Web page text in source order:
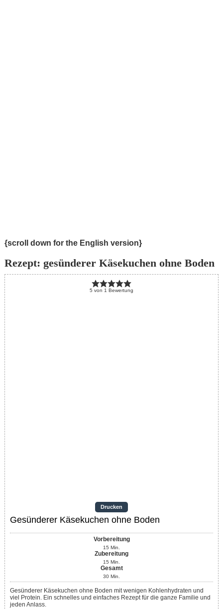
{scroll down for the English version}
Rezept: gesünderer Käsekuchen ohne Boden
5 von 1 Bewertung
Drucken
Gesünderer Käsekuchen ohne Boden
Vorbereitung
15 Min.
Zubereitung
15 Min.
Gesamt
30 Min.
Gesünderer Käsekuchen ohne Boden mit wenigen Kohlenhydraten und
viel Protein. Ein schnelles und einfaches Rezept für die ganze Familie und
jeden Anlass.